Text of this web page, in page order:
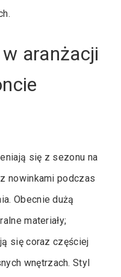
aranżacji
się z sezonu na
nowinkami podczas
Obecnie dużą
materiały;
się coraz częściej
wnętrzach. Styl